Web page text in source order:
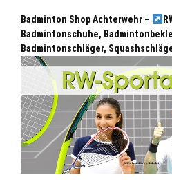
Badminton Shop Achterwehr –
Badmintonschuhe,
Badmintonschläger,